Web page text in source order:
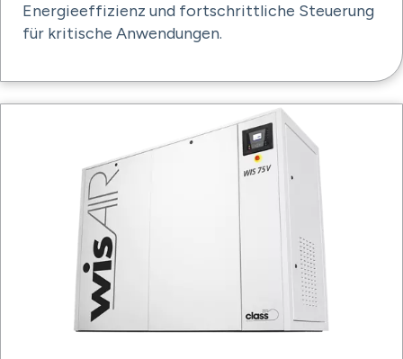
Energieeffizienz und fortschrittliche Steuerung
für kritische Anwendungen.